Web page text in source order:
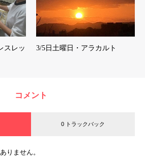
スレッ
3/5日土曜日・アラカルト
コメント
0 トラックバック
りません。